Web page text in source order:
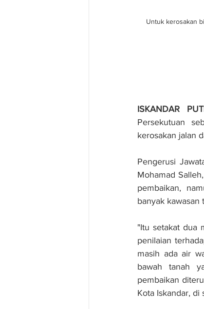
Untuk kerosakan
ISKANDAR
Persekutuan
kerosakan jalan
Pengerusi
Mohamad
pembaikan,
banyak kawasan
"Itu setakat dua
penilaian
masih ada air
bawah tanah
pembaikan
Kota Iskandar, di